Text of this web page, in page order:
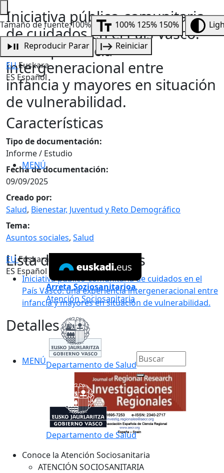
Tamaño de fuente:100% 100% 125% 150%
Reproducir Parar
Reiniciar
EUEuskara
ESEspañol
MENÚ
EUEuskara
ES Español
MENÚ
Arreta Soziosanitarioa
Atención Sociosanitaria
Departamento de Salud
Departamento de Salud
Conoce la Atención Sociosanitaria
ATENCIÓN SOCIOSANITARIA
Iniciativa público-comunitaria
de cuidados en el País Vasco:
una experiencia
intergeneracional entre
infancia y mayores en situación
de vulnerabilidad.
Características
Tipo de documentación:
Informe / Estudio
Fecha de documentación:
09/09/2025
Creado por:
Salud, Bienestar, Juventud y Reto Demográfico
Tema:
Asuntos sociales, Salud
Lista de documentos
Iniciativa público-comunitaria de cuidados en el
País Vasco: una experiencia intergeneracional entre
infancia y mayores en situación de vulnerabilidad.
Detalles